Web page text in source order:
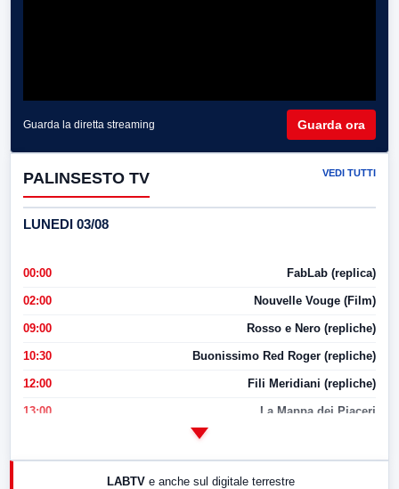
Guarda la diretta streaming Guarda ora
PALINSESTO TV VEDI TUTTI
LUNEDI 03/08
00:00 FabLab (replica)
02:00 Nouvelle Vouge (Film)
09:00 Rosso e Nero (repliche)
10:30 Buonissimo Red Roger (repliche)
12:00 Fili Meridiani (repliche)
13:00 La Mappa dei Piaceri
17:00 LabNews (replica)
LABTV e anche sul digitale terrestre